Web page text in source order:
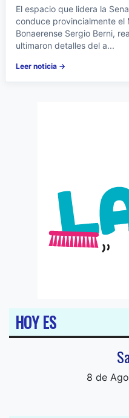
El espacio que lidera la
conduce provincialmente el
Bonaerense Sergio Berni,
ultimaron detalles del a...
Leer noticia →
HOY ES
8 de